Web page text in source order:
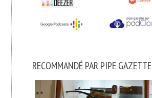
RECOMMANDÉ PAR PIPE GAZETTE